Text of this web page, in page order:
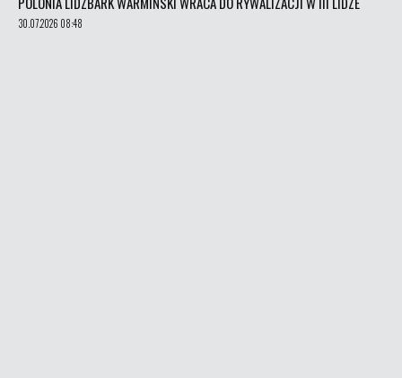
30.07.2026 08:48